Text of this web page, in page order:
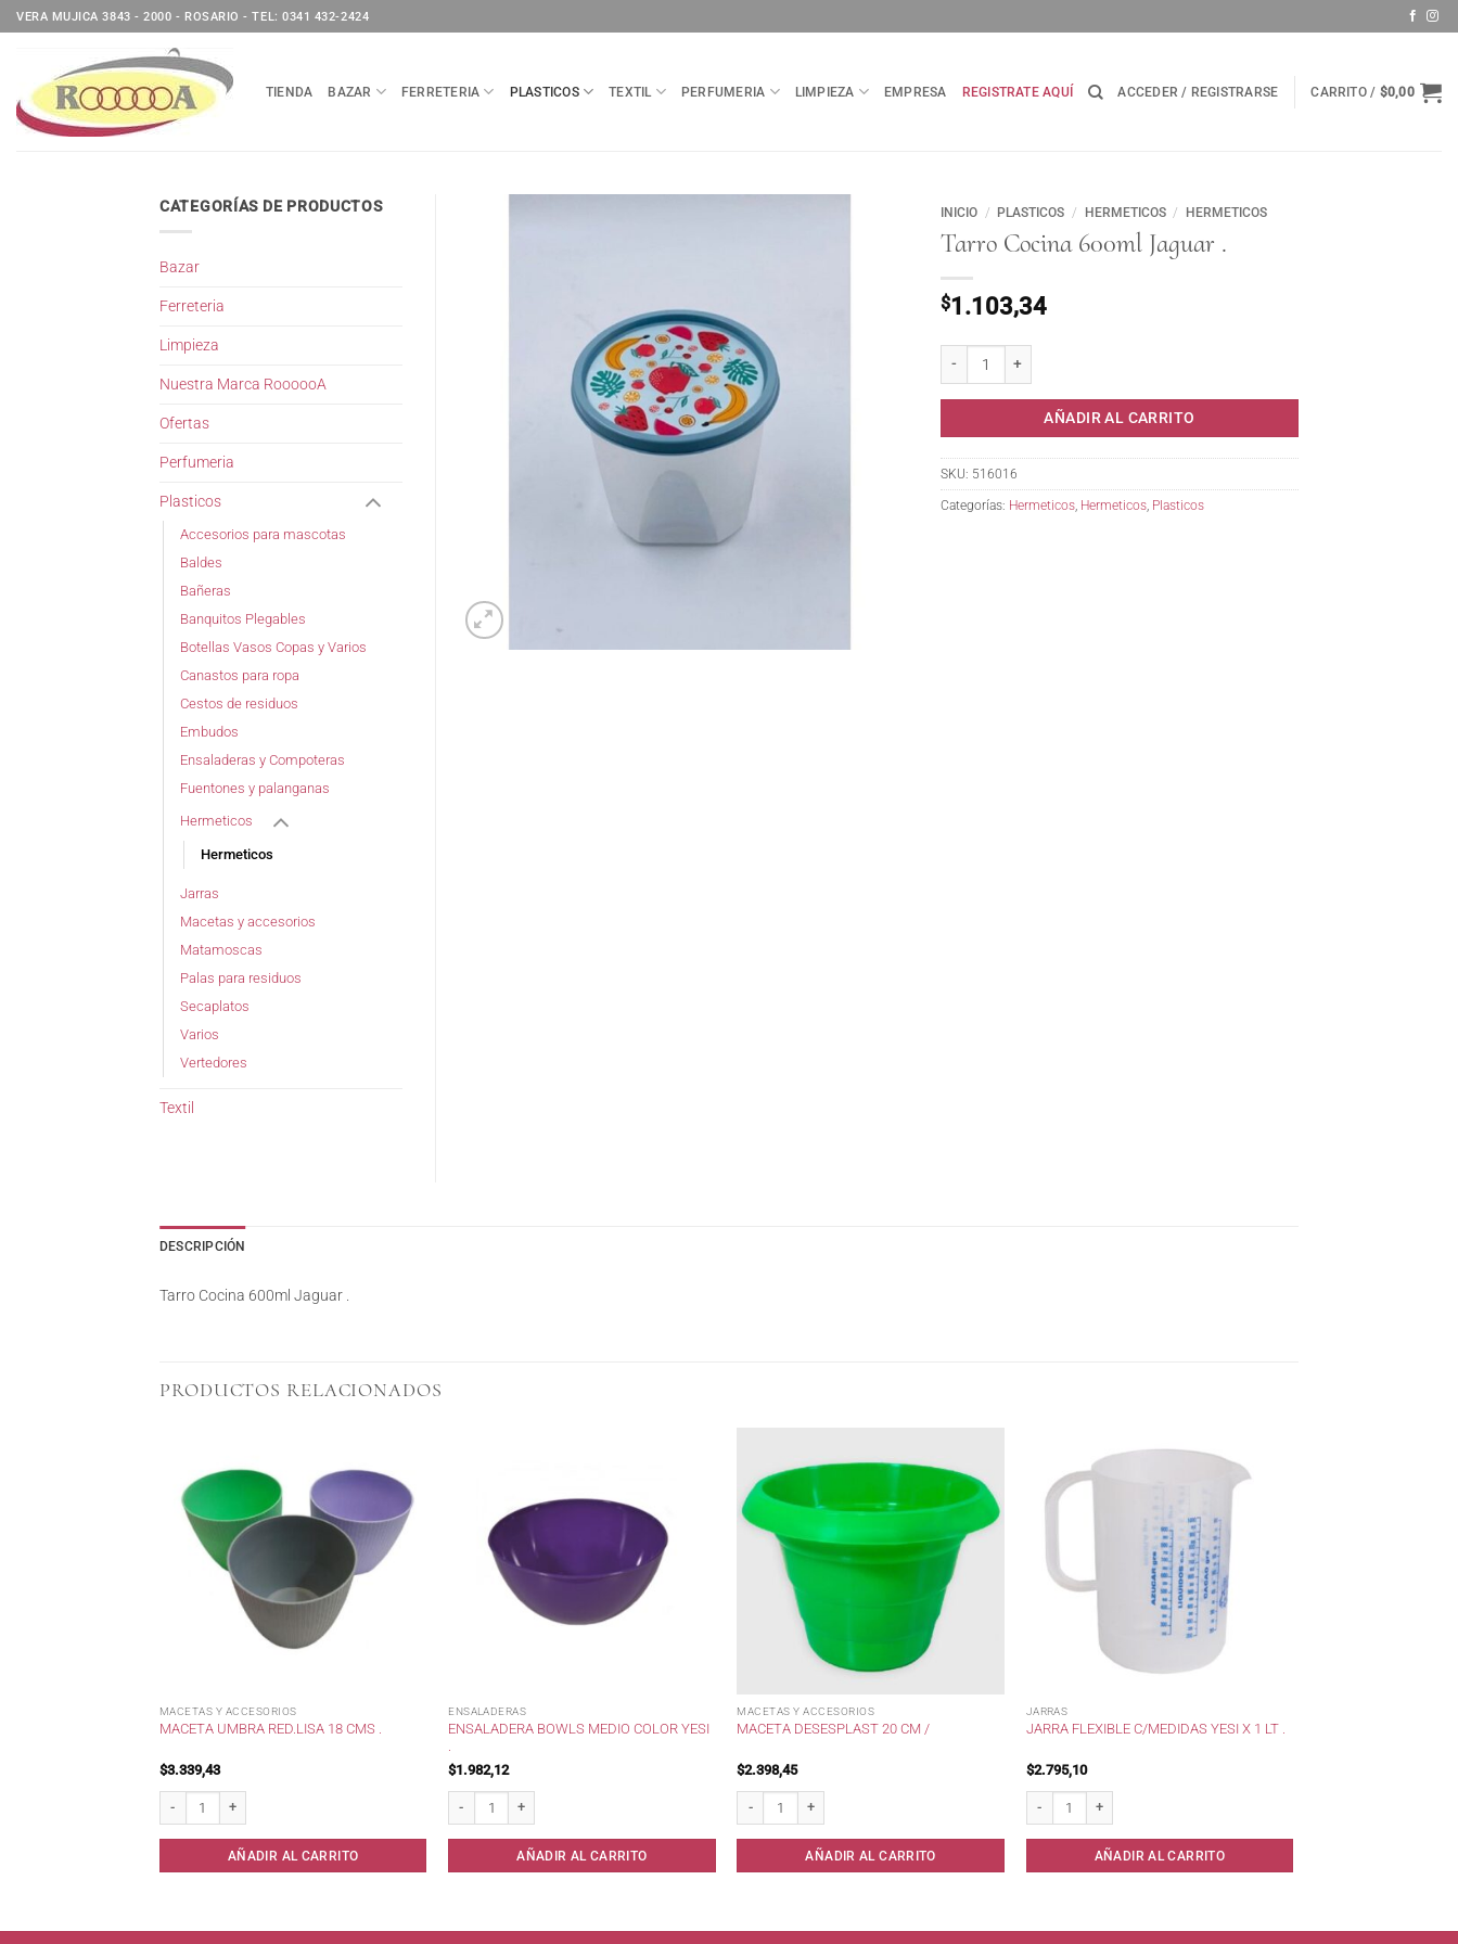
Saltar
al
VERA MUJICA 3843 - 2000 - ROSARIO - TEL: 0341 432-2424
TIENDA BAZAR FERRETERIA PLASTICOS TEXTIL PERFUMERIA LIMPIEZA EMPRESA REGISTRATE AQUÍ ACCEDER / REGISTRARSE CARRITO / $0,00
INICIO / PLASTICOS / HERMETICOS / HERMETICOS
Tarro Cocina 600ml Jaguar .
$1.103,34
AÑADIR AL CARRITO
SKU: 516016
Categorías: Hermeticos Hermeticos Plasticos
CATEGORÍAS DE PRODUCTOS
Bazar
Ferreteria
Limpieza
Nuestra Marca RoooooA
Ofertas
Perfumeria
Plasticos
Accesorios para mascotas
Baldes
Bañeras
Banquitos Plegables
Botellas Vasos Copas y Varios
Canastos para ropa
Cestos de residuos
Embudos
Ensaladeras y Compoteras
Fuentones y palanganas
Hermeticos
Hermeticos
Jarras
Macetas y accesorios
Matamoscas
Palas para residuos
Secaplatos
Varios
Vertedores
Textil
DESCRIPCIÓN
Tarro Cocina 600ml Jaguar .
PRODUCTOS RELACIONADOS
MACETAS Y ACCESORIOS
MACETA UMBRA RED.LISA 18 CMS .
$3.339,43
AÑADIR AL CARRITO
ENSALADERAS
ENSALADERA BOWLS MEDIO COLOR YESI
$1.982,12
AÑADIR AL CARRITO
MACETAS Y ACCESORIOS
MACETA DESESPLAST 20 CM /
$2.398,45
AÑADIR AL CARRITO
JARRAS
JARRA FLEXIBLE C/MEDIDAS YESI X 1 LT .
$2.795,10
AÑADIR AL CARRITO